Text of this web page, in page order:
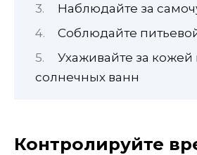
Наблюдайте за
Соблюдайте
Ухаживайте за кожей
солнечных ванн
Контролируйте